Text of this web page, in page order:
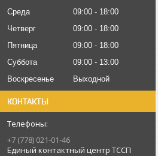
Среда
09:00
18:00
Четверг
09:00
18:00
Пятница
09:00
18:00
Суббота
09:00
13:00
Воскресенье
Выходной
КОНТАКТЫ
+7 (778) 021-01-46
Единый контактный центр ТССП